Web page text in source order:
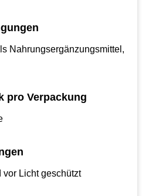
Nahrungsergänzungsmittel,
pro Verpackung
vor Licht geschützt